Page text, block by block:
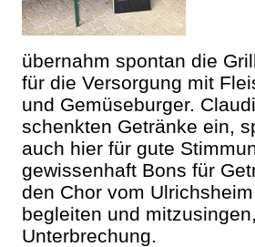
übernahm spontan die
für die Versorgung mit
und Gemüseburger.
schenkten Getränke ein,
auch hier für gute
gewissenhaft Bons für
den Chor vom
begleiten und
Unterbrechung.